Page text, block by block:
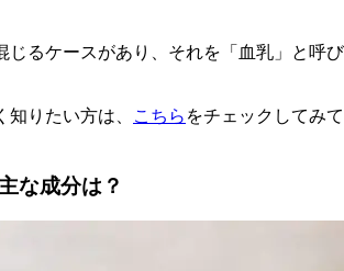
じるケースがあり、それを「血乳」と呼び
知りたい方は、 こちら をチェックしてみて
な成分は？